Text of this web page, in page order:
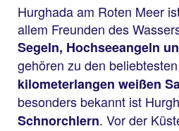
Hurghada am Roten Meer
allem Freunden des
Segeln, Hochseeangeln
gehören zu den
kilometerlangen weißen
besonders bekannt ist
Schnorchlern. Vor der